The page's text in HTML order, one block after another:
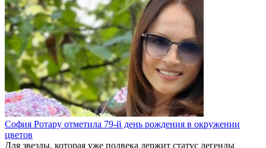
София Ротару отметила 79-й день рождения в окружении
цветов
Для звезды, которая уже полвека держит статус легенды